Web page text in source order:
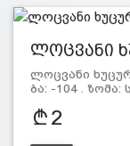
ლოცვანი
ლოცვანი
ბა: -104 . ზომა:
2